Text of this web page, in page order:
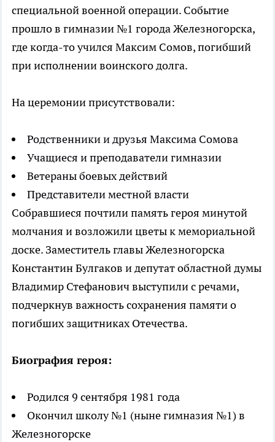
специальной военной операции. Событие
прошло в гимназии №1 города Железногорска,
где когда-то учился Максим Сомов, погибший
при исполнении воинского долга.
На церемонии присутствовали:
Родственники и друзья Максима Сомова
Учащиеся и преподаватели гимназии
Ветераны боевых действий
Представители местной власти
Собравшиеся почтили память героя минутой
молчания и возложили цветы к мемориальной
доске. Заместитель главы Железногорска
Константин Булгаков и депутат областной думы
Владимир Стефанович выступили с речами,
подчеркнув важность сохранения памяти о
погибших защитниках Отечества.
Биография героя:
Родился 9 сентября 1981 года
Окончил школу №1 (ныне гимназия №1) в
Железногорске